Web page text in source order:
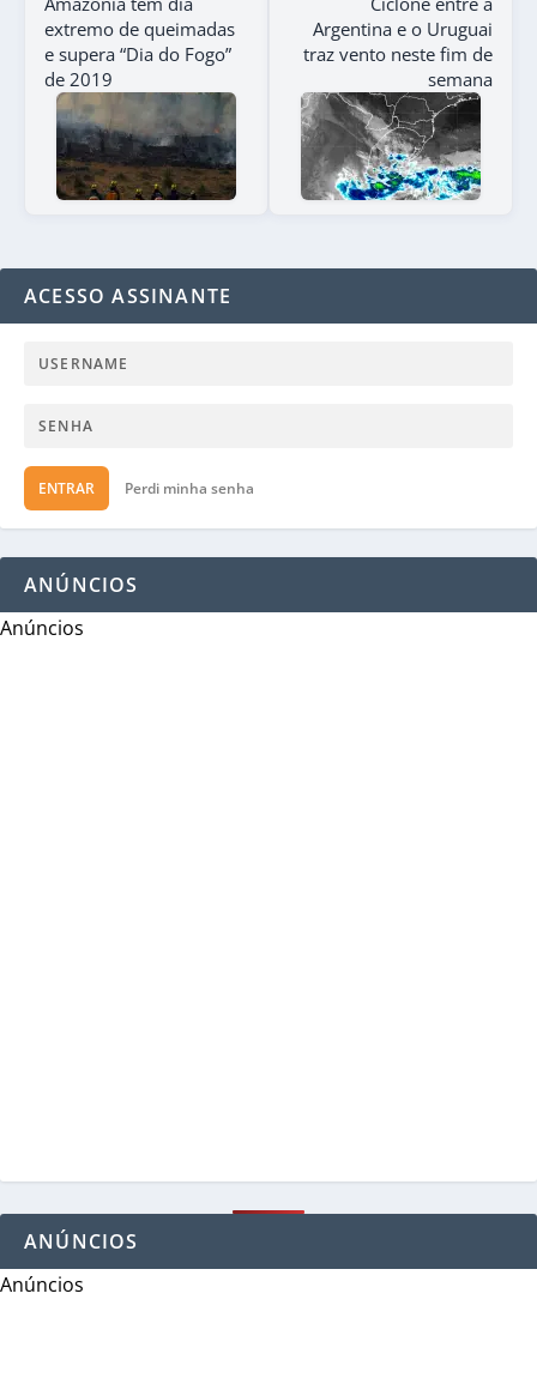
extremo de queimadas
e supera “Dia do Fogo”
de 2019
Argentina e o Uruguai
traz vento neste fim de
semana
ACESSO ASSINANTE
ENTRAR Perdi minha senha
ANÚNCIOS
Anúncios
ANÚNCIOS
Anúncios